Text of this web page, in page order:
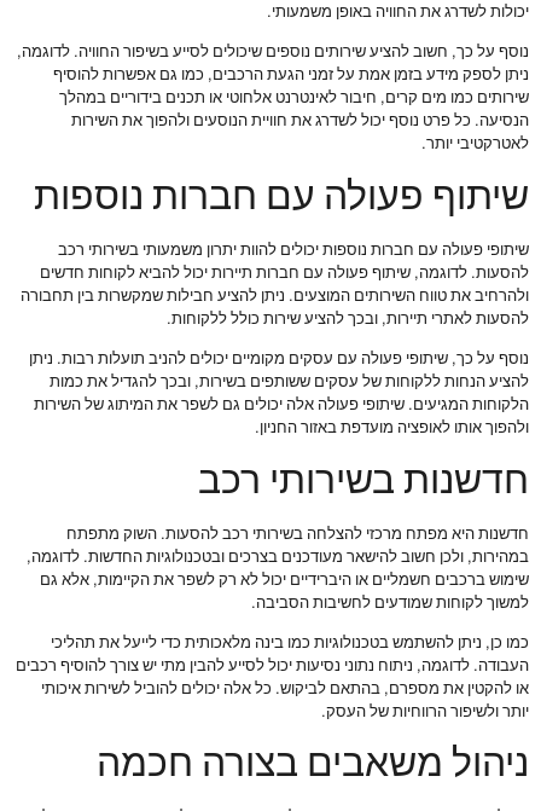
יכולות לשדרג את החוויה באופן משמעותי.
נוסף על כך, חשוב להציע שירותים נוספים שיכולים לסייע בשיפור החוויה. לדוגמה,
ניתן לספק מידע בזמן אמת על זמני הגעת הרכבים, כמו גם אפשרות להוסיף
שירותים כמו מים קרים, חיבור לאינטרנט אלחוטי או תכנים בידוריים במהלך
הנסיעה. כל פרט נוסף יכול לשדרג את חוויית הנוסעים ולהפוך את השירות
לאטרקטיבי יותר.
שיתוף פעולה עם חברות נוספות
שיתופי פעולה עם חברות נוספות יכולים להוות יתרון משמעותי בשירותי רכב
להסעות. לדוגמה, שיתוף פעולה עם חברות תיירות יכול להביא לקוחות חדשים
ולהרחיב את טווח השירותים המוצעים. ניתן להציע חבילות שמקשרות בין תחבורה
להסעות לאתרי תיירות, ובכך להציע שירות כולל ללקוחות.
נוסף על כך, שיתופי פעולה עם עסקים מקומיים יכולים להניב תועלות רבות. ניתן
להציע הנחות ללקוחות של עסקים ששותפים בשירות, ובכך להגדיל את כמות
הלקוחות המגיעים. שיתופי פעולה אלה יכולים גם לשפר את המיתוג של השירות
ולהפוך אותו לאופציה מועדפת באזור החניון.
חדשנות בשירותי רכב
חדשנות היא מפתח מרכזי להצלחה בשירותי רכב להסעות. השוק מתפתח
במהירות, ולכן חשוב להישאר מעודכנים בצרכים ובטכנולוגיות החדשות. לדוגמה,
שימוש ברכבים חשמליים או היברידיים יכול לא רק לשפר את הקיימות, אלא גם
למשוך לקוחות שמודעים לחשיבות הסביבה.
כמו כן, ניתן להשתמש בטכנולוגיות כמו בינה מלאכותית כדי לייעל את תהליכי
העבודה. לדוגמה, ניתוח נתוני נסיעות יכול לסייע להבין מתי יש צורך להוסיף רכבים
או להקטין את מספרם, בהתאם לביקוש. כל אלה יכולים להוביל לשירות איכותי
יותר ולשיפור הרווחיות של העסק.
ניהול משאבים בצורה חכמה